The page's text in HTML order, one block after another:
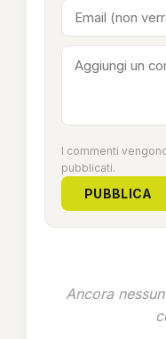
I commenti
pubblicati.
PUBBLICA
Ancora